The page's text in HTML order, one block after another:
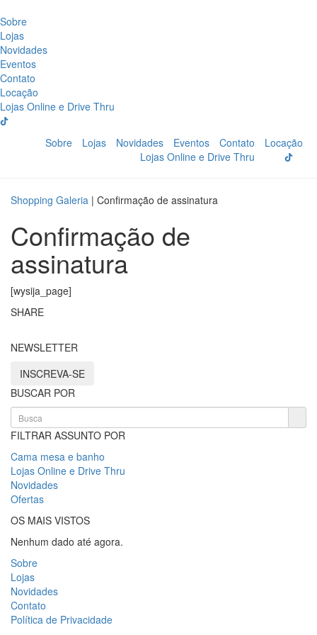
Sobre
Lojas
Novidades
Eventos
Contato
Locação
Lojas Online e Drive Thru
Sobre Lojas Novidades Eventos Contato
Locação
Lojas Online e Drive Thru
Shopping Galeria | Confirmação de assinatura
Confirmação de
assinatura
[wysija_page]
SHARE
NEWSLETTER
INSCREVA-SE
BUSCAR POR
FILTRAR ASSUNTO POR
Cama mesa e banho
Lojas Online e Drive Thru
Novidades
Ofertas
OS MAIS VISTOS
Nenhum dado até agora.
Sobre
Lojas
Novidades
Contato
Política de Privacidade